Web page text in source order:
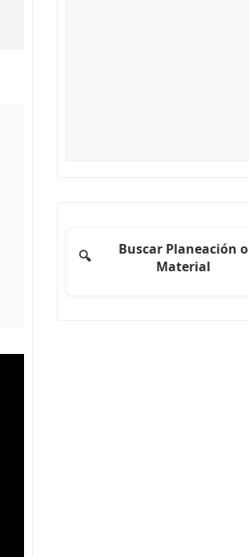
🔍
Buscar Planeación o
Material